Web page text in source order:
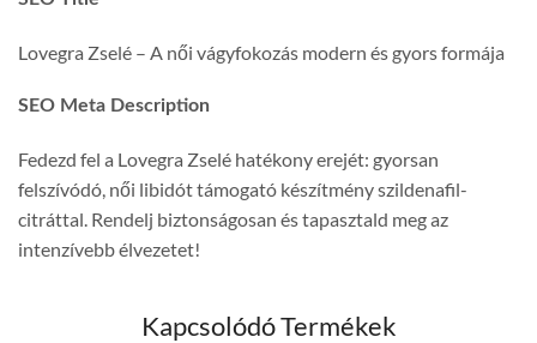
Lovegra Zselé – A női vágyfokozás modern és gyors formája
SEO Meta Description
Fedezd fel a Lovegra Zselé hatékony erejét: gyorsan
felszívódó, női libidót támogató készítmény szildenafil-
citráttal. Rendelj biztonságosan és tapasztald meg az
intenzívebb élvezetet!
Kapcsolódó Termékek